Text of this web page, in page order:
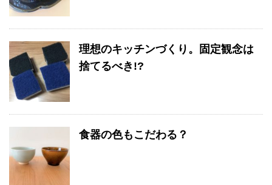
理想のキッチンづくり。固定観念は
捨てるべき!?
食器の色もこだわる？